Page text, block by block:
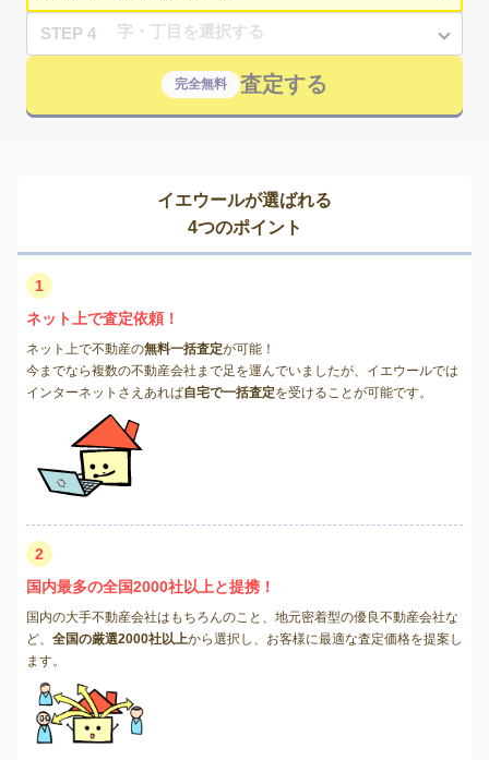
STEP 4
完全無料 査定する
イエウールが選ばれる
4つのポイント
1
ネット上で査定依頼！
ネット上で不動産の無料一括査定が可能！
今までなら複数の不動産会社まで足を運んでいましたが、イエウールでは
インターネットさえあれば自宅で一括査定を受けることが可能です。
2
国内最多の全国2000社以上と提携！
国内の大手不動産会社はもちろんのこと、地元密着型の優良不動産会社な
ど、 全国の厳選2000社以上から選択し、お客様に最適な査定価格を提案し
ます。